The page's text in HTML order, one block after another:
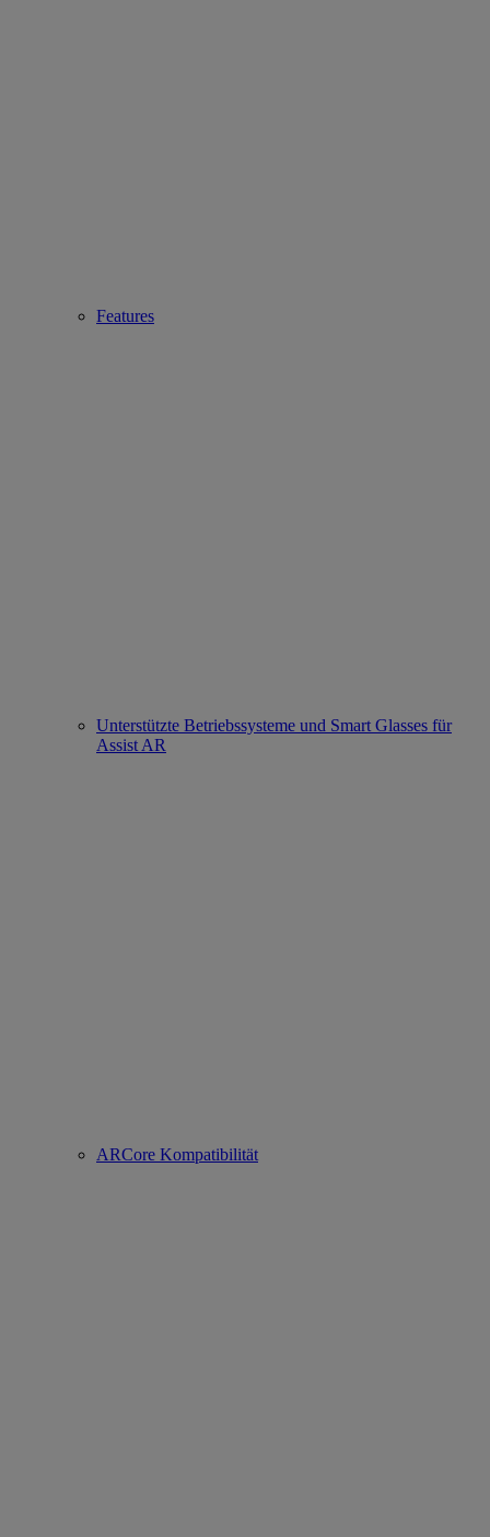
Features
Unterstützte Betriebssysteme und Smart Glasses für
Assist AR
ARCore Kompatibilität